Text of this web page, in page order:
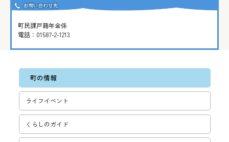
町民課戸籍年金係
電話： 01587-2-1213
町の情報
ライフイベント
くらしのガイド